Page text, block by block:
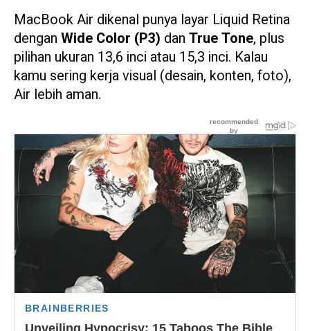
MacBook Air dikenal punya layar Liquid Retina
dengan Wide Color (P3) dan True Tone, plus
pilihan ukuran 13,6 inci atau 15,3 inci. Kalau
kamu sering kerja visual (desain, konten, foto),
Air lebih aman.